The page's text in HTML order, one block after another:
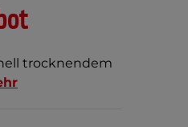
trocknendem